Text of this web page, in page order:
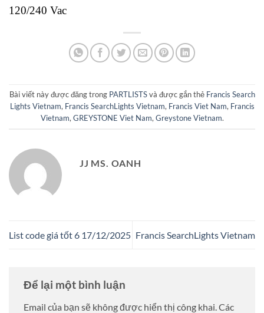
120/240 Vac
Bài viết này được đăng trong PARTLISTSvà được gắn thẻ Francis Search
Lights Vietnam, Francis SearchLights Vietnam, Francis Viet Nam, Francis
Vietnam, GREYSTONE Viet Nam, Greystone Vietnam.
JJ MS. OANH
List code giá tốt 6 17/12/2025 Francis SearchLights Vietnam
Để lại một bình luận
Email của bạn sẽ không được hiển thị công khai. Các